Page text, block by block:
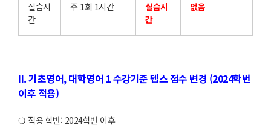
실습시
간
주 1회 1시간
실습시
간
없음
II. 기초영어, 대학영어 1 수강기준 텝스 점수 변경 (2024학번
이후 적용)
❍ 적용 학번: 2024학번 이후